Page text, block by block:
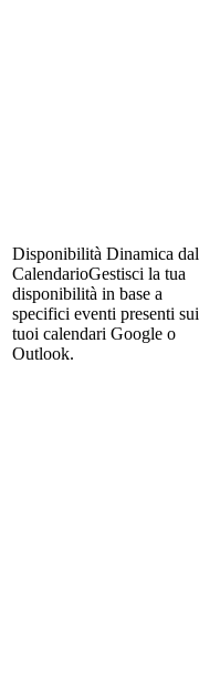
Disponibilità Dinamica dal
CalendarioGestisci la tua
disponibilità in base a
specifici eventi presenti sui
tuoi calendari Google o
Outlook.